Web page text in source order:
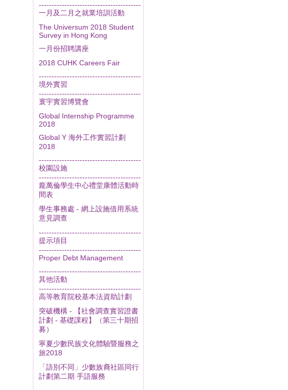
----------------------------------------
一月及二月之就業培訓活動
The Universum 2018 Student
Survey in Hong Kong
一月份招聘講座
2018 CUHK Careers Fair
----------------------------------------
境外實習
----------------------------------------
寰宇實習博覽會
Global Internship Programme
2018
Global Y 海外工作實習計劃
2018
----------------------------------------
校園設施
----------------------------------------
龐萬倫學生中心禮堂康體活動時
間表
學生事務處 - 網上設施借用系統
意見調查
----------------------------------------
提示項目
----------------------------------------
Proper Debt Management
----------------------------------------
其他活動
----------------------------------------
高等教育院校基本法資助計劃
突破機構 - 【社會調查實習證書
計劃 - 基礎課程】（第三十期招
募）
寧夏少數民族文化體驗暨服務之
旅2018
「語別不同」少數族裔社區同行
計劃第二期 手語服務